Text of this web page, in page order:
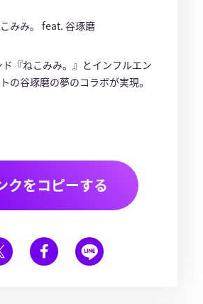
みみ。 feat. 谷琢磨
『ねこみみ。』とインフルエン
の谷琢磨の夢のコラボが実現。
クをコピーする